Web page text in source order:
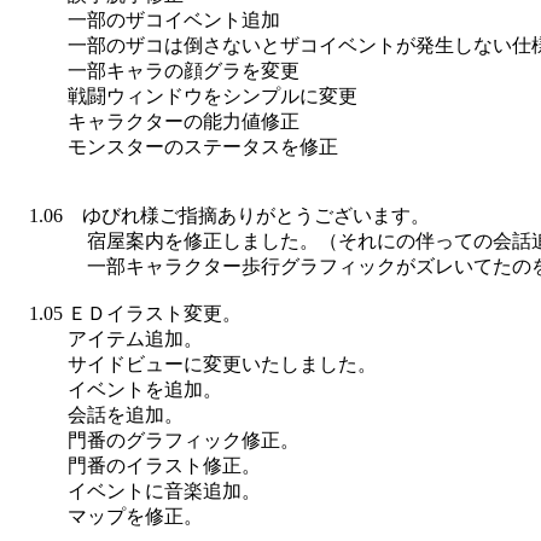
一部のザコイベント追加
一部のザコは倒さないとザコイベントが発生しない仕
一部キャラの顔グラを変更
戦闘ウィンドウをシンプルに変更
キャラクターの能力値修正
モンスターのステータスを修正
1.06 ゆびれ様ご指摘ありがとうございます。
宿屋案内を修正しました。（それにの伴っての会話追
一部キャラクター歩行グラフィックがズレいてたのを
1.05 ＥＤイラスト変更。
アイテム追加。
サイドビューに変更いたしました。
イベントを追加。
会話を追加。
門番のグラフィック修正。
門番のイラスト修正。
イベントに音楽追加。
マップを修正。